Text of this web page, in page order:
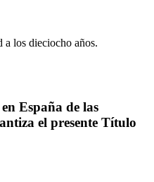
a los dieciocho años.
España de las
el presente Título